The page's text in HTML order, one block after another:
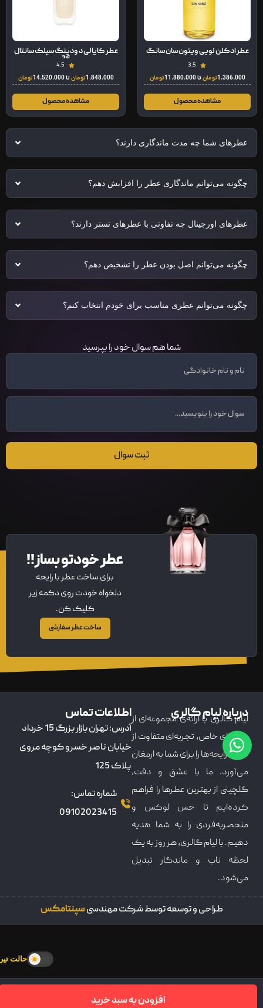
حالت تیره
عطر ادکلن لویی ویتون سان سانگ
3.5
1.386.000تومانتا11.880.000 تومان
مشاهده محصول
عطر کایالی د ودینگ سیلک سانتال
36
4.5
1.848.000تومانتا14.520.000تومان
مشاهده محصول
عطرهای شما چه مدت ماندگاری دارند؟
چگونه می‌توانم ماندگاری عطر را افزایش دهم؟
عطرهای اورجینال چه تفاوتی با عطرهای تستر دارند؟
چگونه می‌توانم اصل بودن عطر را تشخیص دهم؟
چگونه می‌توانم عطری مناسب برای خودم انتخاب کنم؟
شما هم سوال خود را بپرسید
ثبت سوال
عطر خودتو بساز!!
برای ساخت عطر با رایحه
دلخواه خودت روی دکمه زیر
کلیک کن.
ساخت عطر سفارشی
افزودن به سبد خرید
درباره لیام گالری
لیام گالری با ارائه‌ی مجموعه‌ای از
عطرهای خاص، تجربه‌ای متفاوت از
دنیای رایحه‌ها را برای شما به ارمغان
می‌آورد. ما با عشق و دقت،
گلچینی از بهترین عطرها را فراهم
کرده‌ایم تا حس لوکس و
منحصربه‌فردی را به شما هدیه
دهیم. با لیام گالری، هر روز به یک
لحظه ناب و ماندگار تبدیل
می‌شود.
اطلاعات تماس
آدرس: تهران بازار بزرگ 15 خرداد
خیابان ناصر خسرو کوچه مروی
پلاک 125
شماره تماس:
09102023415
سبدخرید
طراحی و توسعه توسط شرکت مهندسیسپنتامکس